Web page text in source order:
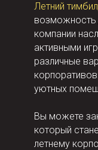
Летний
возможность
компании
активными
различные
уютных
Вы можете
который
летнему